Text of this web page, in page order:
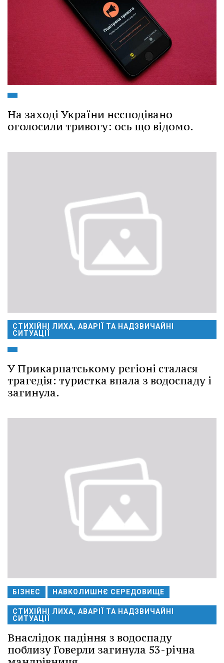
На заході України несподівано
оголосили тривогу: ось що відомо.
СТИХІЙНІ ЛИХА, АВАРІЇ ТА НАДЗВИЧАЙНІ
СИТУАЦІЇ
У Прикарпатському регіоні сталася
трагедія: туристка впала з водоспаду і
загинула.
БІЗНЕС НАВКОЛИШНЄ СЕРЕДОВИЩЕ
СТИХІЙНІ ЛИХА, АВАРІЇ ТА НАДЗВИЧАЙНІ
СИТУАЦІЇ
Внаслідок падіння з водоспаду
поблизу Говерли загинула 53-річна